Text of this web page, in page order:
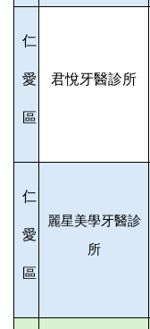
仁
愛
區
君悅牙醫診所
仁
愛
區
麗星美學牙醫診
所